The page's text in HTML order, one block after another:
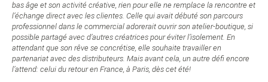
bas âge et son activité créative, rien pour elle ne remplace la rencontre et
l’échange direct avec les clientes. Celle qui avait débuté son parcours
professionnel dans le commercial adorerait ouvrir son atelier-boutique, si
possible partagé avec d’autres créatrices pour éviter l’isolement. En
attendant que son rêve se concrétise, elle souhaite travailler en
partenariat avec des distributeurs. Mais avant cela, un autre défi encore
l’attend: celui du retour en France, à Paris, dès cet été!